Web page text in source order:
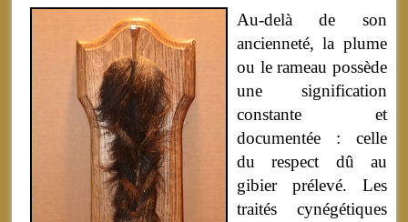
Au-delà de son
ancienneté, la plume
ou le rameau possède
une signification
constante et
documentée : celle
du respect dû au
gibier prélevé. Les
traités cynégétiques